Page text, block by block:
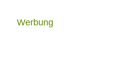
Werbung